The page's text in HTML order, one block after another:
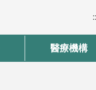
醫療機構